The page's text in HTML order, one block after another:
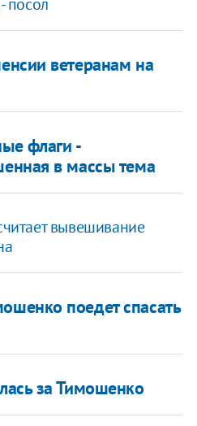
ветеранам на
флаги -
в массы тема
вывешивание
поедет спасать
за Тимошенко